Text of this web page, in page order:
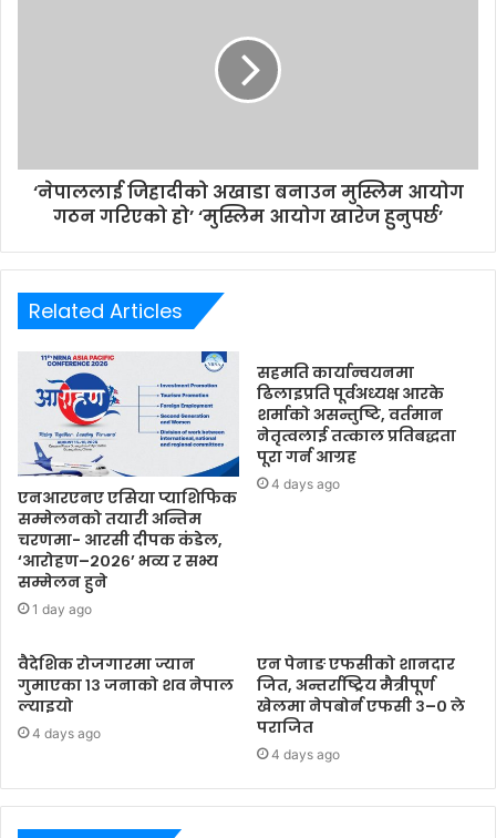
‘नेपाललाई जिहादीको अखाडा बनाउन मुस्लिम आयोग
गठन गरिएको हो’ ‘मुस्लिम आयोग खारेज हुनुपर्छ’
Related Articles
एनआरएनए एसिया प्याशिफिक
सम्मेलनको तयारी अन्तिम
चरणमा- आरसी दीपक कंडेल,
‘आरोहण–२०२६’ भव्य र सभ्य
सम्मेलन हुने
1 day ago
सहमति कार्यान्वयनमा
ढिलाइप्रति पूर्वअध्यक्ष आरके
शर्माको असन्तुष्टि, वर्तमान
नेतृत्वलाई तत्काल प्रतिबद्धता
पूरा गर्न आग्रह
4 days ago
वैदेशिक रोजगारमा ज्यान
गुमाएका १३ जनाको शव नेपाल
ल्याइयो
4 days ago
एन पेनाङ एफसीको शानदार
जित, अन्तर्राष्ट्रिय मैत्रीपूर्ण
खेलमा नेपबोर्न एफसी ३–० ले
पराजित
4 days ago